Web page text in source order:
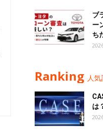
ブ
ー
ち
Ranking 人
は